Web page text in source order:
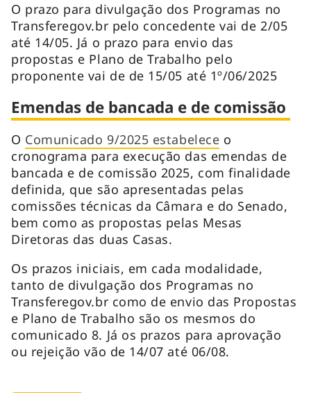
O prazo para divulgação dos Programas no
Transferegov.br pelo concedente vai de 2/05
até 14/05. Já o prazo para envio das
propostas e Plano de Trabalho pelo
proponente vai de de 15/05 até 1º/06/2025
Emendas de bancada e de comissão
O Comunicado 9/2025 estabelece o
cronograma para execução das emendas de
bancada e de comissão 2025, com finalidade
definida, que são apresentadas pelas
comissões técnicas da Câmara e do Senado,
bem como as propostas pelas Mesas
Diretoras das duas Casas.
Os prazos iniciais, em cada modalidade,
tanto de divulgação dos Programas no
Transferegov.br como de envio das Propostas
e Plano de Trabalho são os mesmos do
comunicado 8. Já os prazos para aprovação
ou rejeição vão de 14/07 até 06/08.